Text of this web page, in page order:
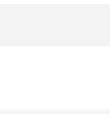
Los visitantes podrán